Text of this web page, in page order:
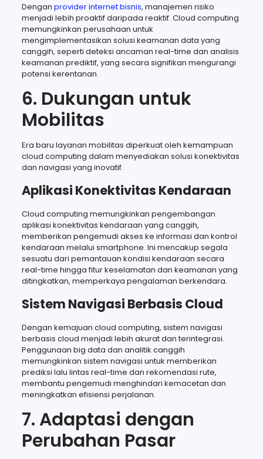
Dengan provider internet bisnis, manajemen risiko
menjadi lebih proaktif daripada reaktif. Cloud computing
memungkinkan perusahaan untuk
mengimplementasikan solusi keamanan data yang
canggih, seperti deteksi ancaman real-time dan analisis
keamanan prediktif, yang secara signifikan mengurangi
potensi kerentanan.
6. Dukungan untuk
Mobilitas
Era baru layanan mobilitas diperkuat oleh kemampuan
cloud computing dalam menyediakan solusi konektivitas
dan navigasi yang inovatif.
Aplikasi Konektivitas Kendaraan
Cloud computing memungkinkan pengembangan
aplikasi konektivitas kendaraan yang canggih,
memberikan pengemudi akses ke informasi dan kontrol
kendaraan melalui smartphone. Ini mencakup segala
sesuatu dari pemantauan kondisi kendaraan secara
real-time hingga fitur keselamatan dan keamanan yang
ditingkatkan, memperkaya pengalaman berkendara.
Sistem Navigasi Berbasis Cloud
Dengan kemajuan cloud computing, sistem navigasi
berbasis cloud menjadi lebih akurat dan terintegrasi.
Penggunaan big data dan analitik canggih
memungkinkan sistem navigasi untuk memberikan
prediksi lalu lintas real-time dan rekomendasi rute,
membantu pengemudi menghindari kemacetan dan
meningkatkan efisiensi perjalanan.
7. Adaptasi dengan
Perubahan Pasar